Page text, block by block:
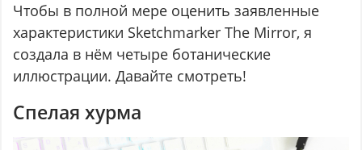
Чтобы в полной мере оценить заявленные
характеристики Sketchmarker The Mirror, я
создала в нём четыре ботанические
иллюстрации. Давайте смотреть!
Спелая хурма